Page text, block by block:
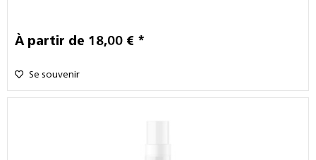
À partir de 18,00 € *
Se souvenir